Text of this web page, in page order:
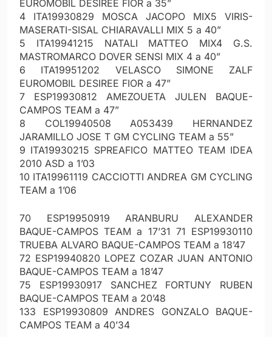
EUROMOBIL DESIREE FIOR a 35”
4 ITA19930829 MOSCA JACOPO MIX5 VIRIS-
MASERATI-SISAL CHIARAVALLI MIX 5 a 40”
5 ITA19941215 NATALI MATTEO MIX4 G.S.
MASTROMARCO DOVER SENSI MIX 4 a 40”
6 ITA19951202 VELASCO SIMONE ZALF
EUROMOBIL DESIREE FIOR a 47”
7 ESP19930812 AMEZOUETA JULEN BAQUE-
CAMPOS TEAM a 47”
8 COL19940508 A053439 HERNANDEZ
JARAMILLO JOSE T GM CYCLING TEAM a 55”
9 ITA19930215 SPREAFICO MATTEO TEAM IDEA
2010 ASD a 1’03
10 ITA19961119 CACCIOTTI ANDREA GM CYCLING
TEAM a 1’06
70 ESP19950919 ARANBURU ALEXANDER
BAQUE-CAMPOS TEAM a 17’31 71 ESP19930110
TRUEBA ALVARO BAQUE-CAMPOS TEAM a 18’47
72 ESP19940820 LOPEZ COZAR JUAN ANTONIO
BAQUE-CAMPOS TEAM a 18’47
75 ESP19930917 SANCHEZ FORTUNY RUBEN
BAQUE-CAMPOS TEAM a 20’48
133 ESP19930809 ANDRES GONZALO BAQUE-
CAMPOS TEAM a 40’34